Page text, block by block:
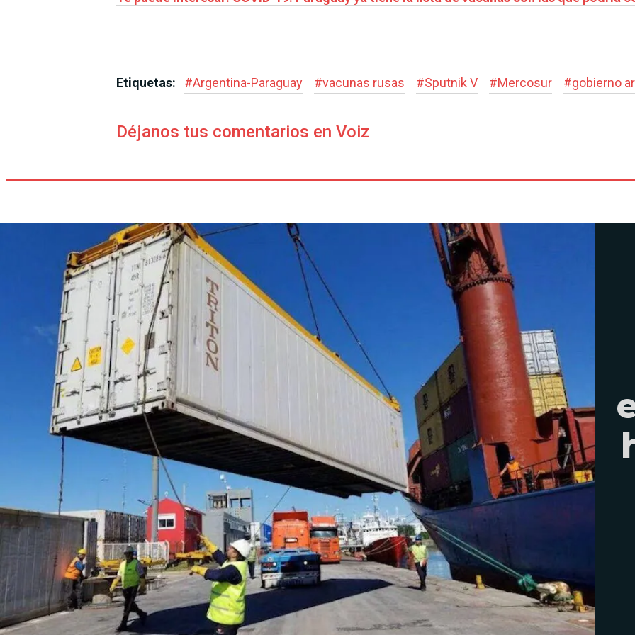
Etiquetas: #Argentina-Paraguay #vacunas rusas #Sputnik V #Mercosur #gobierno
Déjanos tus comentarios en Voiz